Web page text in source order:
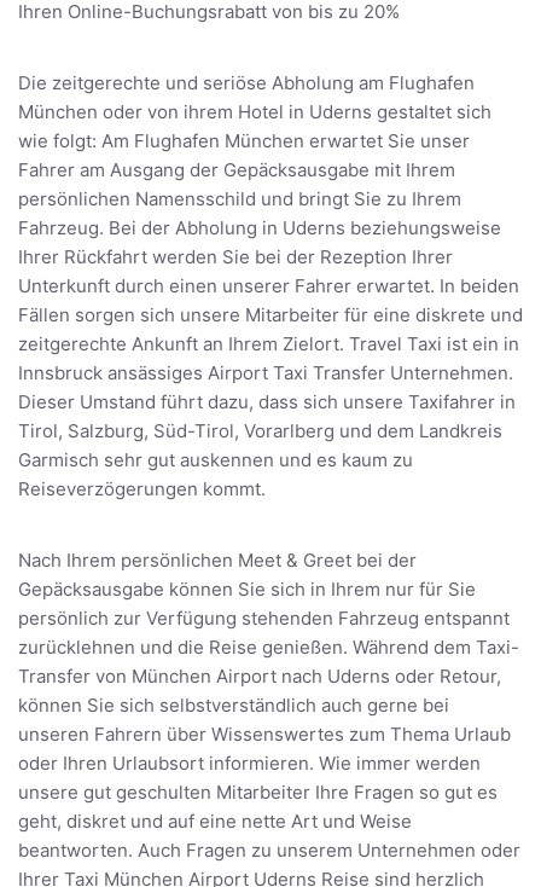
Ihren Online-Buchungsrabatt von bis zu 20%
Die zeitgerechte und seriöse Abholung am Flughafen
München oder von ihrem Hotel in Uderns gestaltet sich
wie folgt: Am Flughafen München erwartet Sie unser
Fahrer am Ausgang der Gepäcksausgabe mit Ihrem
persönlichen Namensschild und bringt Sie zu Ihrem
Fahrzeug. Bei der Abholung in Uderns beziehungsweise
Ihrer Rückfahrt werden Sie bei der Rezeption Ihrer
Unterkunft durch einen unserer Fahrer erwartet. In beiden
Fällen sorgen sich unsere Mitarbeiter für eine diskrete und
zeitgerechte Ankunft an Ihrem Zielort. Travel Taxi ist ein in
Innsbruck ansässiges Airport Taxi Transfer Unternehmen.
Dieser Umstand führt dazu, dass sich unsere Taxifahrer in
Tirol, Salzburg, Süd-Tirol, Vorarlberg und dem Landkreis
Garmisch sehr gut auskennen und es kaum zu
Reiseverzögerungen kommt.
Nach Ihrem persönlichen Meet & Greet bei der
Gepäcksausgabe können Sie sich in Ihrem nur für Sie
persönlich zur Verfügung stehenden Fahrzeug entspannt
zurücklehnen und die Reise genießen. Während dem Taxi-
Transfer von München Airport nach Uderns oder Retour,
können Sie sich selbstverständlich auch gerne bei
unseren Fahrern über Wissenswertes zum Thema Urlaub
oder Ihren Urlaubsort informieren. Wie immer werden
unsere gut geschulten Mitarbeiter Ihre Fragen so gut es
geht, diskret und auf eine nette Art und Weise
beantworten. Auch Fragen zu unserem Unternehmen oder
Ihrer Taxi München Airport Uderns Reise sind herzlich